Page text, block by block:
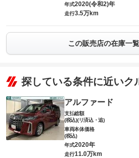
年式2020(令和2)年
走行3.5万km
この販売店の在庫一
探している条件に近いク
アルファード
支払総額
(税込)(リ済込・追)
車両本体価格
(税込)
年式2020年
走行11.0万km